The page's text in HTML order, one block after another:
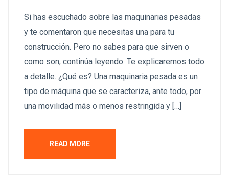
Si has escuchado sobre las maquinarias pesadas
y te comentaron que necesitas una para tu
construcción. Pero no sabes para que sirven o
como son, continúa leyendo. Te explicaremos todo
a detalle. ¿Qué es? Una maquinaria pesada es un
tipo de máquina que se caracteriza, ante todo, por
una movilidad más o menos restringida y […]
READ MORE